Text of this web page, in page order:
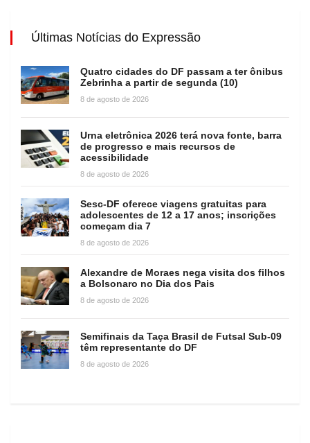
Últimas Notícias do Expressão
Quatro cidades do DF passam a ter ônibus
Zebrinha a partir de segunda (10)
8 de agosto de 2026
Urna eletrônica 2026 terá nova fonte, barra
de progresso e mais recursos de
acessibilidade
8 de agosto de 2026
Sesc-DF oferece viagens gratuitas para
adolescentes de 12 a 17 anos; inscrições
começam dia 7
8 de agosto de 2026
Alexandre de Moraes nega visita dos filhos
a Bolsonaro no Dia dos Pais
8 de agosto de 2026
Semifinais da Taça Brasil de Futsal Sub-09
têm representante do DF
8 de agosto de 2026